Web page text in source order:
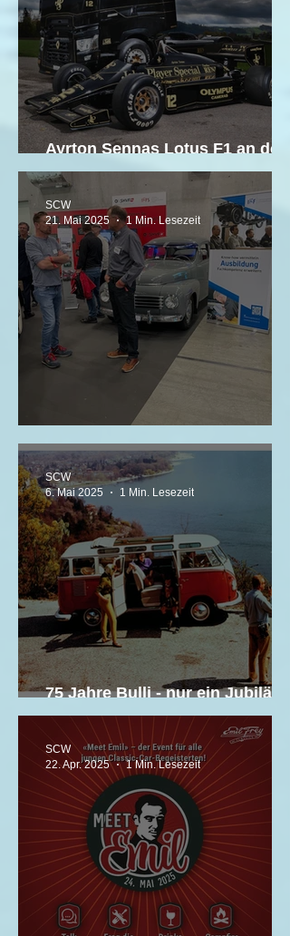
Ayrton Sennas Lotus F1 an der
SWISS CLASSIC WORLD
Damit Oldtimer weiterleben
SCW
21. Mai 2025
1 Min. Lesezeit
75 Jahre Bulli - nur ein Jubiläum
von vielen
SCW
6. Mai 2025
1 Min. Lesezeit
SCW
22. Apr. 2025
1 Min. Lesezeit